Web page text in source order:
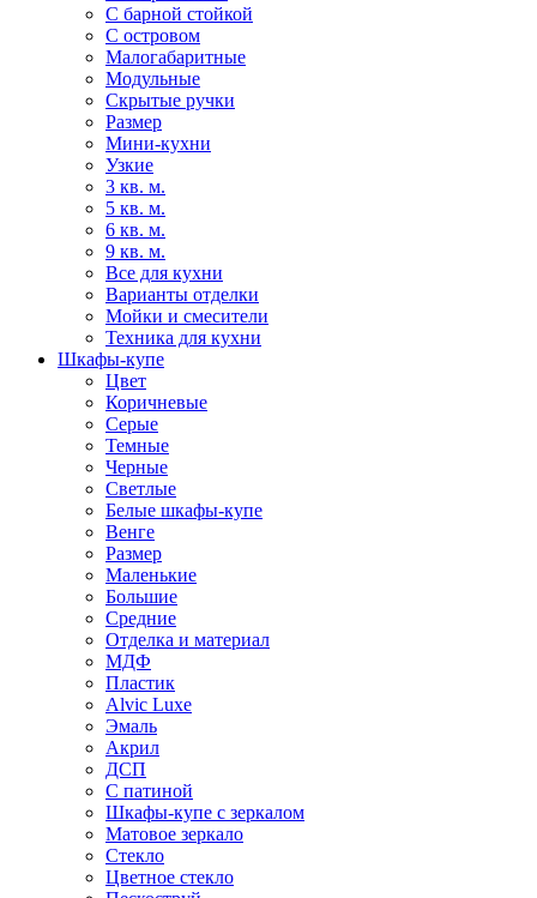
С барной стойкой
С островом
Малогабаритные
Модульные
Скрытые ручки
Размер
Мини-кухни
Узкие
3 кв. м.
5 кв. м.
6 кв. м.
9 кв. м.
Все для кухни
Варианты отделки
Мойки и смесители
Техника для кухни
Шкафы-купе
Цвет
Коричневые
Серые
Темные
Черные
Светлые
Белые шкафы-купе
Венге
Размер
Маленькие
Большие
Средние
Отделка и материал
МДФ
Пластик
Alvic Luxe
Эмаль
Акрил
ДСП
С патиной
Шкафы-купе с зеркалом
Матовое зеркало
Стекло
Цветное стекло